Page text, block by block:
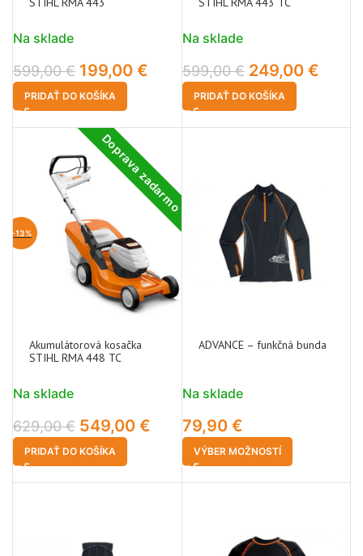
Na sklade
599,00€ 199,00 €
PRIDAŤ DO KOŠÍKA
Na sklade
599,00€ 249,00 €
PRIDAŤ DO KOŠÍKA
Doprava zadarmo
-13%
Akumulátorová kosačka
STIHL RMA 448 TC
Na sklade
629,00€ 549,00 €
PRIDAŤ DO KOŠÍKA
ADVANCE – funkčná bunda
Na sklade
79,90 €
VÝBER MOŽNOSTÍ